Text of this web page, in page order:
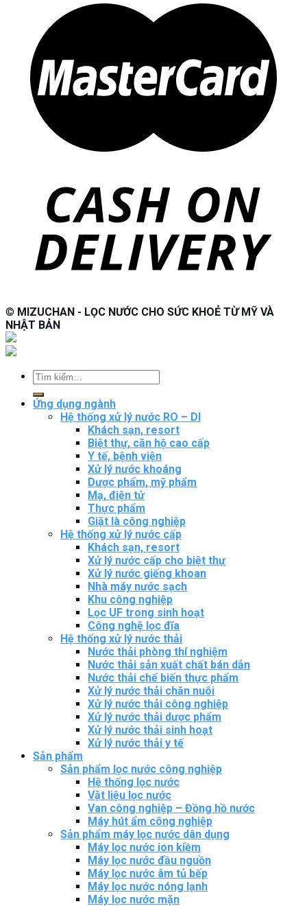
© MIZUCHAN - LỌC NƯỚC CHO SỨC KHOẺ TỪ MỸ VÀ
NHẬT BẢN
Tìm
Ứng dụng ngành
Hệ thống xử lý nước RO – DI
Khách sạn, resort
Biệt thự, căn hộ cao cấp
Y tế, bệnh viện
Xử lý nước khoáng
Dược phẩm, mỹ phẩm
Mạ, điện tử
Thực phẩm
Giặt là công nghiệp
Hệ thống xử lý nước cấp
Khách sạn, resort
Xử lý nước cấp cho biệt thự
Xử lý nước giếng khoan
Nhà máy nước sạch
Khu công nghiệp
Lọc UF trong sinh hoạt
Công nghệ lọc đĩa
Hệ thống xử lý nước thải
Nước thải phòng thí nghiệm
Nước thải sản xuất chất bán dẫn
Nước thải chế biến thực phẩm
Xử lý nước thải chăn nuôi
Xử lý nước thải công nghiệp
Xử lý nước thải dược phẩm
Xử lý nước thải sinh hoạt
Xử lý nước thải y tế
Sản phẩm
Sản phẩm lọc nước công nghiệp
Hệ thống lọc nước
Vật liệu lọc nước
Van công nghiệp – Đồng hồ nước
Máy hút ẩm công nghiệp
Sản phẩm máy lọc nước dân dụng
Máy lọc nước ion kiềm
Máy lọc nước đầu nguồn
Máy lọc nước âm tủ bếp
Máy lọc nước nóng lạnh
Máy lọc nước mặn